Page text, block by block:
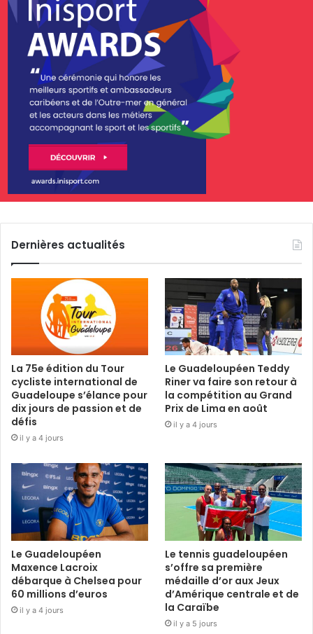
Dernières actualités
La 75e édition du Tour
cycliste international de
Guadeloupe s’élance pour
dix jours de passion et de
défis
il y a 4 jours
Le Guadeloupéen Teddy
Riner va faire son retour à
la compétition au Grand
Prix de Lima en août
il y a 4 jours
Le Guadeloupéen
Maxence Lacroix
débarque à Chelsea pour
60 millions d’euros
il y a 4 jours
Le tennis guadeloupéen
s’offre sa première
médaille d’or aux Jeux
d’Amérique centrale et de
la Caraïbe
il y a 5 jours